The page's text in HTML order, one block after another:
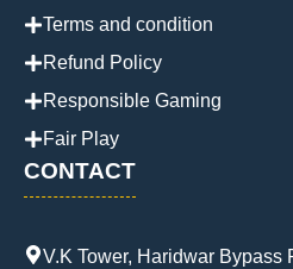
Terms and condition
Refund Policy
Responsible Gaming
Fair Play
CONTACT
V.K Tower, Haridwar Bypass